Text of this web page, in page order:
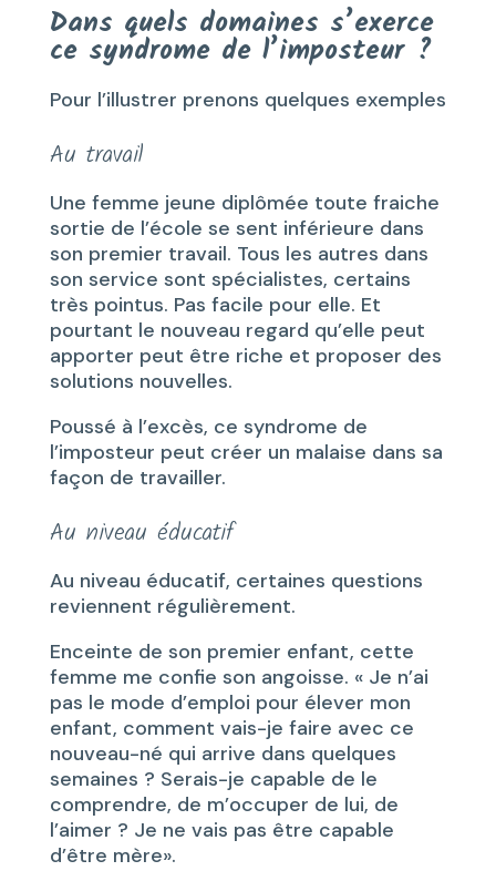
Dans quels domaines s’exerce
ce syndrome de l’imposteur ?
Pour l’illustrer prenons quelques exemples
Au travail
Une femme jeune diplômée toute fraiche
sortie de l’école se sent inférieure dans
son premier travail. Tous les autres dans
son service sont spécialistes, certains
très pointus. Pas facile pour elle. Et
pourtant le nouveau regard qu’elle peut
apporter peut être riche et proposer des
solutions nouvelles.
Poussé à l’excès, ce syndrome de
l’imposteur peut créer un malaise dans sa
façon de travailler.
Au niveau éducatif
Au niveau éducatif, certaines questions
reviennent régulièrement.
Enceinte de son premier enfant, cette
femme me confie son angoisse. « Je n’ai
pas le mode d’emploi pour élever mon
enfant, comment vais-je faire avec ce
nouveau-né qui arrive dans quelques
semaines ? Serais-je capable de le
comprendre, de m’occuper de lui, de
l’aimer ? Je ne vais pas être capable
d’être mère».